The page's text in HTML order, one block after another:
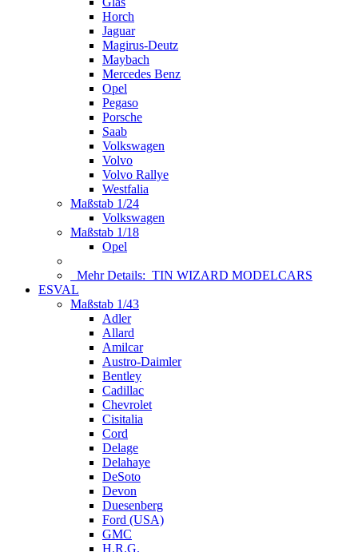
Horch
Jaguar
Magirus-Deutz
Maybach
Mercedes Benz
Opel
Pegaso
Porsche
Saab
Volkswagen
Volvo
Volvo Rallye
Westfalia
Maßstab 1/24
Volkswagen
Maßstab 1/18
Opel
Mehr Details: TIN WIZARD MODELCARS
ESVAL
Maßstab 1/43
Adler
Allard
Amilcar
Austro-Daimler
Bentley
Cadillac
Chevrolet
Cisitalia
Cord
Delage
Delahaye
DeSoto
Devon
Duesenberg
Ford (USA)
GMC
H.R.G.